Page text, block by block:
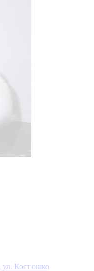
ул. Костюшко